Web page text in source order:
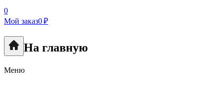
0
Мой заказ0 ₽
На главную
Меню